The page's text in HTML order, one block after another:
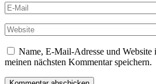
Name, E-Mail-Adresse und Website
meinen nächsten Kommentar speichern.